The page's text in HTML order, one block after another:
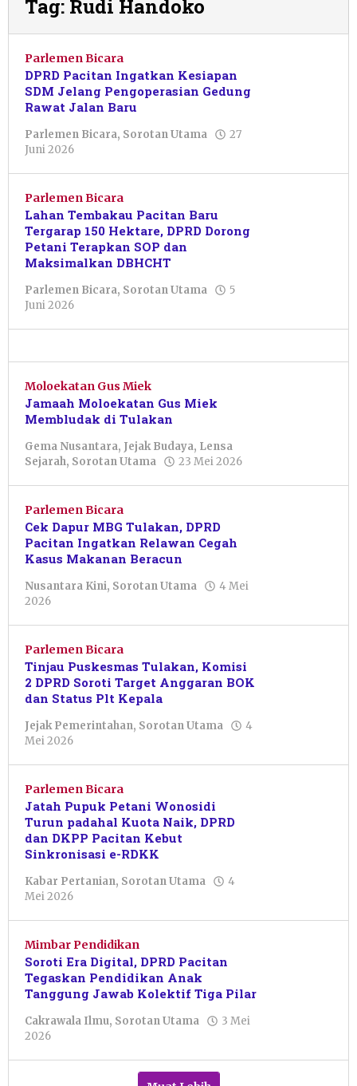
Tag: Rudi Handoko
Parlemen Bicara
DPRD Pacitan Ingatkan Kesiapan
SDM Jelang Pengoperasian Gedung
Rawat Jalan Baru
Parlemen Bicara, Sorotan Utama
27
Juni 2026
Primanto
Parlemen Bicara
Lahan Tembakau Pacitan Baru
Tergarap 150 Hektare, DPRD Dorong
Petani Terapkan SOP dan
Maksimalkan DBHCHT
Parlemen Bicara, Sorotan Utama
5
Juni 2026
Primanto
Moloekatan Gus Miek
Jamaah Moloekatan Gus Miek
Membludak di Tulakan
Gema Nusantara, Jejak Budaya, Lensa
Sejarah, Sorotan Utama 23 Mei 2026
Shalahuddin
Parlemen Bicara
Cek Dapur MBG Tulakan, DPRD
Pacitan Ingatkan Relawan Cegah
Kasus Makanan Beracun
Nusantara Kini, Sorotan Utama
4 Mei
2026
Cahyaningtias
Parlemen Bicara
Tinjau Puskesmas Tulakan, Komisi
2 DPRD Soroti Target Anggaran BOK
dan Status Plt Kepala
Jejak Pemerintahan, Sorotan Utama
4
Mei 2026
Cahyaningtias
Parlemen Bicara
Jatah Pupuk Petani Wonosidi
Turun padahal Kuota Naik, DPRD
dan DKPP Pacitan Kebut
Sinkronisasi e-RDKK
Kabar Pertanian, Sorotan Utama
4
Mei 2026
Cahyaningtias
Mimbar Pendidikan
Soroti Era Digital, DPRD Pacitan
Tegaskan Pendidikan Anak
Tanggung Jawab Kolektif Tiga Pilar
Cakrawala Ilmu, Sorotan Utama
3 Mei
2026
Cahyaningtias